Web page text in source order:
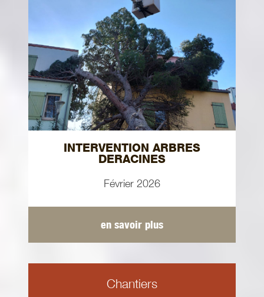
INTERVENTION ARBRES
DERACINES
Février 2026
en savoir plus
Chantiers